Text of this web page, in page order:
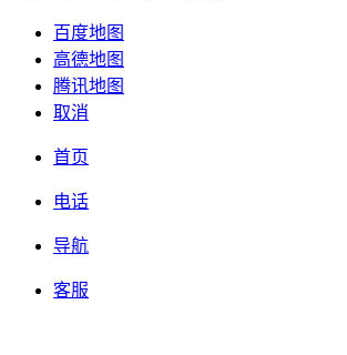
百度地图
高德地图
腾讯地图
取消
首页
电话
导航
客服